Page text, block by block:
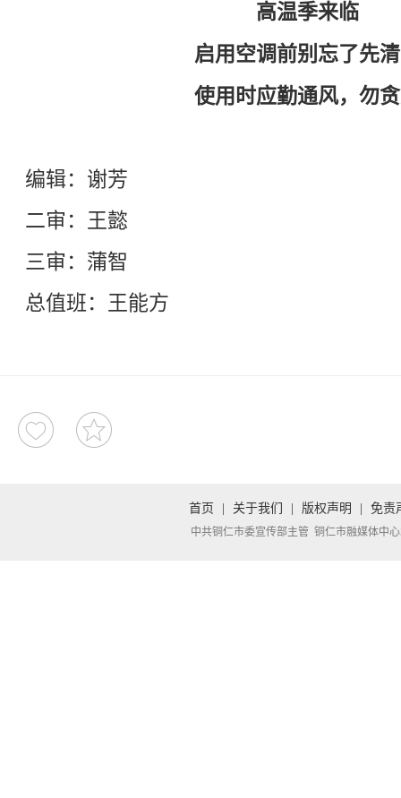
高温季来临
启用空调前别忘了先
使用时应勤通风，勿
编辑：谢芳
二审：王懿
三审：蒲智
总值班：王能方
首页 关于我们 版权声明 免责
中共铜仁市委宣传部主管 铜仁市融媒体中心